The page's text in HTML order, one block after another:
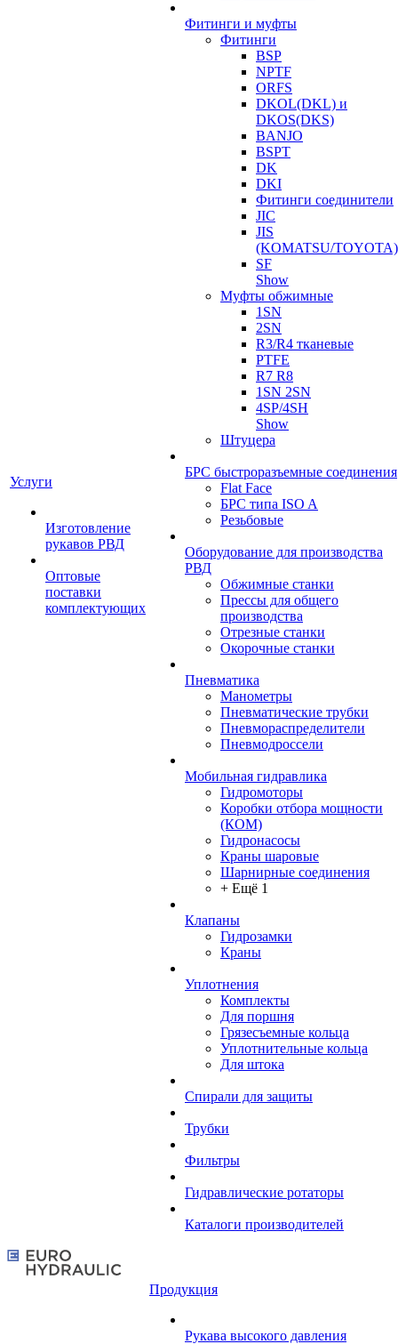
Услуги
Изготовление
рукавов РВД
Оптовые
поставки
комплектующих
Фитинги и муфты
Фитинги
BSP
NPTF
ORFS
DKOL(DKL) и
DKOS(DKS)
BANJO
BSPT
DK
DKI
Фитинги соединители
JIC
JIS
(KOMATSU/TOYOTA)
SF
Show
Муфты обжимные
1SN
2SN
R3/R4 тканевые
PTFE
R7 R8
1SN 2SN
4SP/4SH
Show
Штуцера
БРС быстроразъемные соединения
Flat Face
БРС типа ISO A
Резьбовые
Оборудование для производства
РВД
Обжимные станки
Прессы для общего
производства
Отрезные станки
Окорочные станки
Пневматика
Манометры
Пневматические трубки
Пневмораспределители
Пневмодроссели
Мобильная гидравлика
Гидромоторы
Коробки отбора мощности
(КОМ)
Гидронасосы
Краны шаровые
Шарнирные соединения
+ Ещё 1
Клапаны
Гидрозамки
Краны
Уплотнения
Комплекты
Для поршня
Грязесъемные кольца
Уплотнительные кольца
Для штока
Спирали для защиты
Трубки
Фильтры
Гидравлические ротаторы
Каталоги производителей
Продукция
Рукава высокого давления